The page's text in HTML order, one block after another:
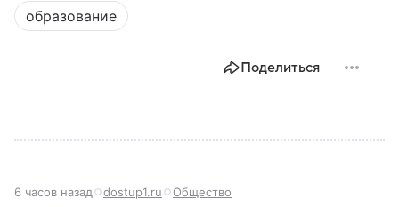
образование
Поделиться
6 часов назад dostup1.ru Общество